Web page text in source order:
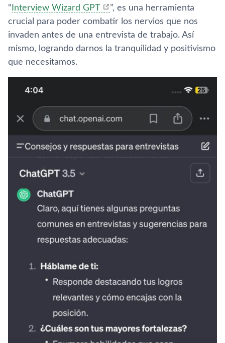
“ Interview Wizard GPT
”, es una herramienta
crucial para poder combatir los nervios que nos
invaden antes de una entrevista de trabajo. Así
mismo, logrando darnos la tranquilidad y positivismo
que necesitamos.